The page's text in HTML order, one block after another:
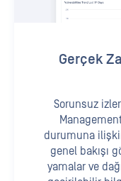
Gerçek
Sorunsuz
durumuna
genel bakışı
yamalar ve